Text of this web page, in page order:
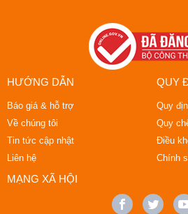
HƯỚNG DẪN
Báo giá & hỗ trợ
Về chúng tôi
Tin tức cập nhật
Liên hệ
QUY
Quy
Quy
Điều
Chính
MẠNG XÃ HỘI